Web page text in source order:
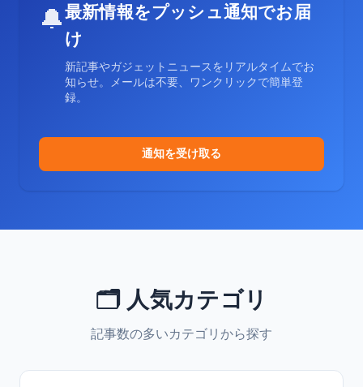
🔔最新情報をプッシュ通知でお届
け
新記事やガジェットニュースをリアルタイムでお
知らせ。メールは不要、ワンクリックで簡単登
録。
通知を受け取る
🗂️ 人気カテゴリ
記事数の多いカテゴリから探す